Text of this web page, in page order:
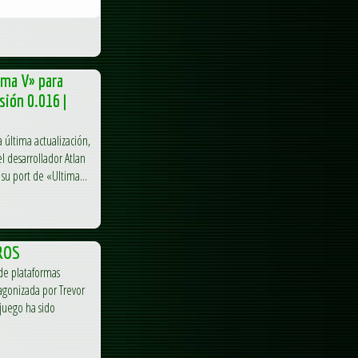
V» para
0.016 |
última actualización,
desarrollador Atlan
port de «Ultima...
plataformas
por Trevor
ha sido